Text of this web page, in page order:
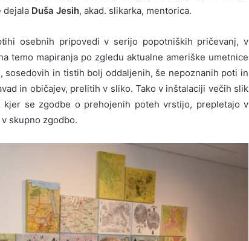
dejala Duša Jesih, akad. slikarka, mentorica.
osebnih pripovedi v serijo popotniških pričevanj, v
temo mapiranja po zgledu aktualne ameriške umetnice
sosedovih in tistih bolj oddaljenih, še nepoznanih poti in
in običajev, prelitih v sliko. Tako v inštalaciji večih slik
kjer se zgodbe o prehojenih poteh vrstijo, prepletajo v
skupno zgodbo.